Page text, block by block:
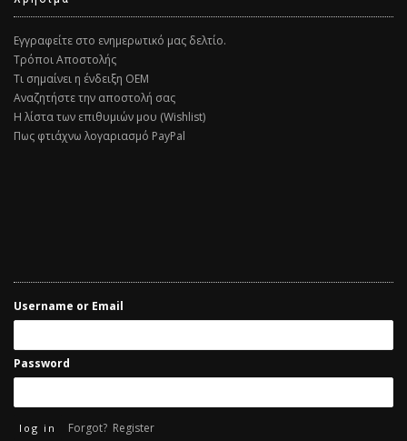
Εγγραφείτε στο ενημερωτικό μας δελτίο.
Τρόποι Αποστολής
Τι σημαίνει η ένδειξη ΟΕΜ
Αναζητήστε την αποστολή σας
Η λίστα των επιθυμιών μου (Wishlist)
Πως φτιάχνω λογαριασμό PayPal
Username or Email
Password
Forgot? Register